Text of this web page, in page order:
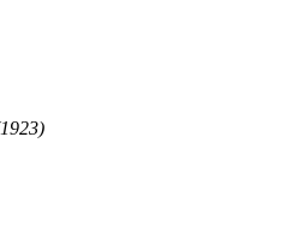
1923)